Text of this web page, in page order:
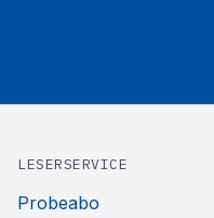
LESERSERVICE
Probeabo